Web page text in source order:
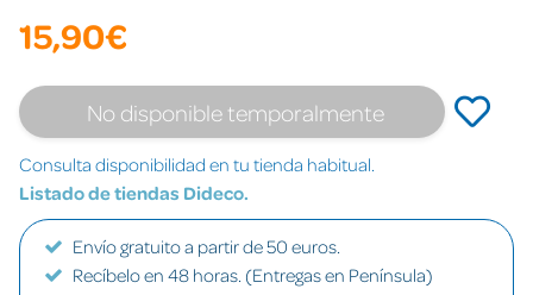
15,90€
No disponible temporalmente
Consulta disponibilidad en tu tienda habitual.
Listado de tiendas Dideco.
Envío gratuito a partir de 50 euros.
Recíbelo en 48 horas. (Entregas en Península)